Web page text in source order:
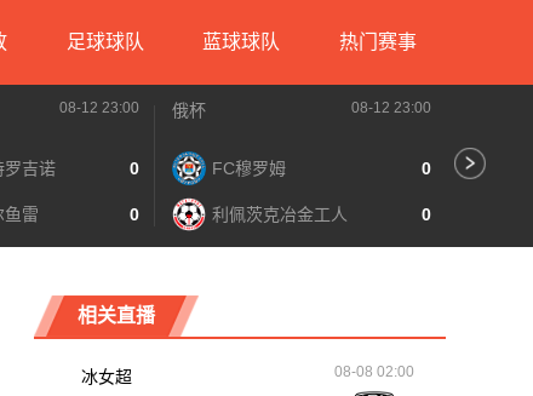
足球球队 蓝球球队 热门赛事
08-12 23:00
罗吉诺 0
鱼雷 0
俄杯 08-12 23:00
FC穆罗姆 0
利佩茨克冶金工人 0
相关直播
冰女超 08-08 02:00